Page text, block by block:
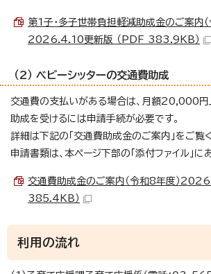
第1子・多子世帯負担軽減助成金のご案内（
2026.4.10更新版 （PDF 383.9KB）
（2） ベビーシッターの交通費助成
交通費の支払いがある場合は、月額20,000円
助成を受けるには申請手続が必要です。
詳細は下記の「交通費助成金のご案内」をご覧
申請書類は、本ページ下部の「添付ファイル」に
交通費助成金のご案内（令和8年度）
385.4KB）
利用の流れ